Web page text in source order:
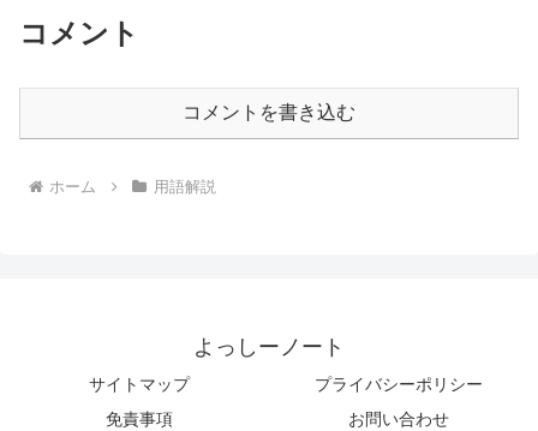
コメント
コメントを書き込む
ホーム 用語解説
よっしーノート
サイトマップ
プライバシーポリシー
免責事項
お問い合わせ